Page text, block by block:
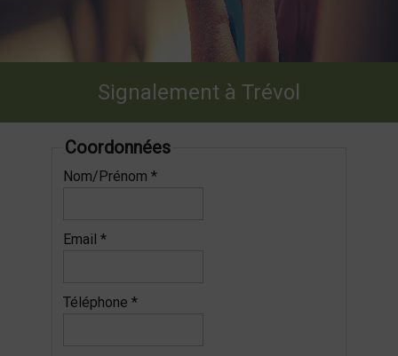
Signalement à Trévol
Coordonnées
Nom/Prénom *
Email *
Téléphone *